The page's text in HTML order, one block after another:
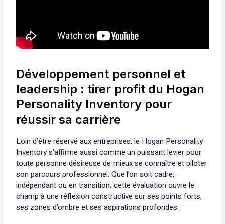
Développement personnel et
leadership : tirer profit du Hogan
Personality Inventory pour
réussir sa carrière
Loin d’être réservé aux entreprises, le Hogan Personality
Inventory s’affirme aussi comme un puissant levier pour
toute personne désireuse de mieux se connaître et piloter
son parcours professionnel. Que l’on soit cadre,
indépendant ou en transition, cette évaluation ouvre le
champ à une réflexion constructive sur ses points forts,
ses zones d’ombre et ses aspirations profondes.